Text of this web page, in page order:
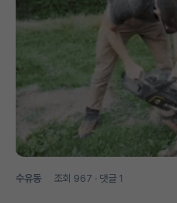
수유동 조회 967 · 댓글 1